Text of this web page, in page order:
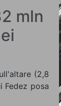
mln
(2,8
Fedez posa